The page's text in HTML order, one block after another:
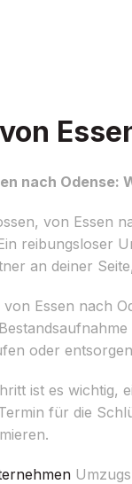
nach Odense:
von Essen
reibungsloser
an deiner
Essen nach
oder
ist es wichtig,
für die